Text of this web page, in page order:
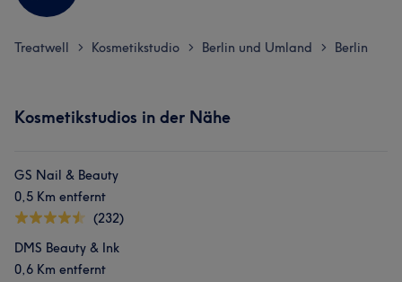
Treatwell > Kosmetikstudio > Berlin und Umland > Berlin
Kosmetikstudios in der Nähe
GS Nail & Beauty
0,5 Km entfernt
(232)
DMS Beauty & Ink
0,6 Km entfernt